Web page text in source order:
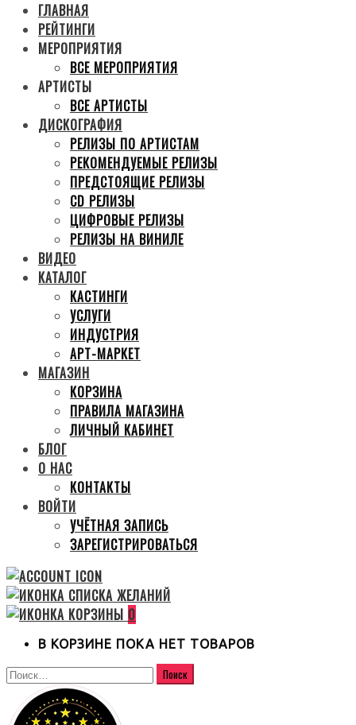
ГЛАВНАЯ
РЕЙТИНГИ
МЕРОПРИЯТИЯ
ВСЕ МЕРОПРИЯТИЯ
АРТИСТЫ
ВСЕ АРТИСТЫ
ДИСКОГРАФИЯ
РЕЛИЗЫ ПО АРТИСТАМ
РЕКОМЕНДУЕМЫЕ РЕЛИЗЫ
ПРЕДСТОЯЩИЕ РЕЛИЗЫ
CD РЕЛИЗЫ
ЦИФРОВЫЕ РЕЛИЗЫ
РЕЛИЗЫ НА ВИНИЛЕ
ВИДЕО
КАТАЛОГ
КАСТИНГИ
УСЛУГИ
ИНДУСТРИЯ
АРТ-МАРКЕТ
МАГАЗИН
КОРЗИНА
ПРАВИЛА МАГАЗИНА
ЛИЧНЫЙ КАБИНЕТ
БЛОГ
О НАС
КОНТАКТЫ
ВОЙТИ
УЧЁТНАЯ ЗАПИСЬ
ЗАРЕГИСТРИРОВАТЬСЯ
0
В КОРЗИНЕ ПОКА НЕТ ТОВАРОВ